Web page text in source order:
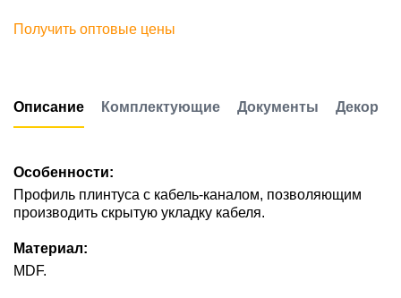
Получить оптовые цены
Описание Комплектующие Документы Декор
Особенности:
Профиль плинтуса с кабель-каналом, позволяющим
производить скрытую укладку кабеля.
Материал:
MDF.